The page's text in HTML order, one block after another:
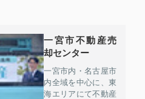
一宮市不動産売
却センター
一宮市内・名古屋市
内全域を中心に、東
海エリアにて不動産